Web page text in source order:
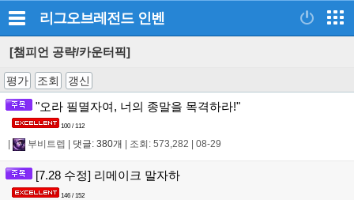
리그오브레전드 인벤
[챔피언 공략/카운터픽]
평가 조회 갱신
"오라 필멸자여, 너의 종말을 목격하라!"
100 / 112
부비트렙 댓글: 380개 조회: 573,282 08-29
[7.28 수정] 리메이크 말자하
146 / 152